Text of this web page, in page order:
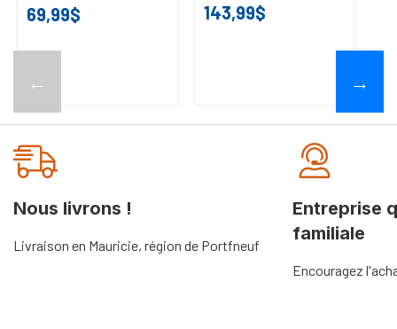
←
69,99$ 143,99$
→
Nous livrons !
Livraison en Mauricie, région de Portfneuf
Entreprise
familiale
Encouragez